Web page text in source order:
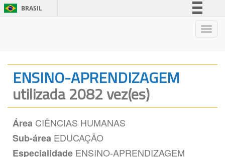
BRASIL
Legislação
Canais
ENSINO-APRENDIZAGEM
utilizada 2082 vez(es)
Área CIÊNCIAS HUMANAS
Sub-área EDUCAÇÃO
Especialidade ENSINO-APRENDIZAGEM